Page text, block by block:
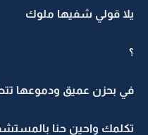
يلا قولي شفيها ملوك
؟
في بحزن عميق ودموعها
تكلمك واحين حنا